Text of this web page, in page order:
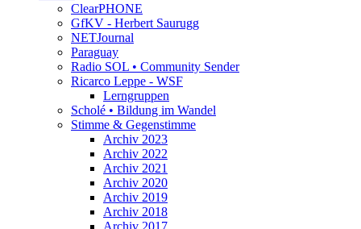
ClearPHONE
GfKV - Herbert Saurugg
NETJournal
Paraguay
Radio SOL • Community Sender
Ricarco Leppe - WSF
Lerngruppen
Scholé • Bildung im Wandel
Stimme & Gegenstimme
Archiv 2023
Archiv 2022
Archiv 2021
Archiv 2020
Archiv 2019
Archiv 2018
Archiv 2017